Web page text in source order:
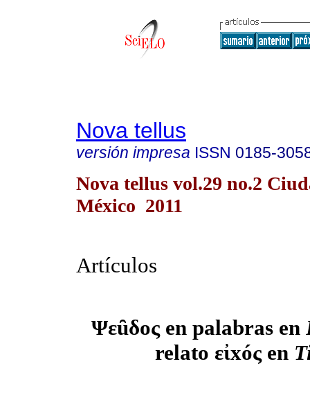
Nova tellus
versión impresa ISSN 0185-
Nova tellus vol.29 no.2
México 2011
Artículos
Ψεȗδος en palabras en
relato εἰxóς en